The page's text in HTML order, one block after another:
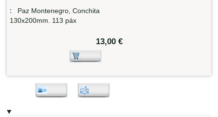
:
Paz Montenegro, Conchita
130x200mm. 113 páx
13,00 €